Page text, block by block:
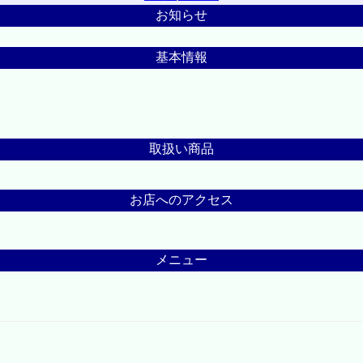
お知らせ
基本情報
取扱い商品
お店へのアクセス
メニュー